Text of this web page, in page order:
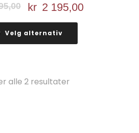
Opprinnelig
pris
var:
kr 3
kr 2 195,00Nåværende
Velg alternativ
alle 2 resultater